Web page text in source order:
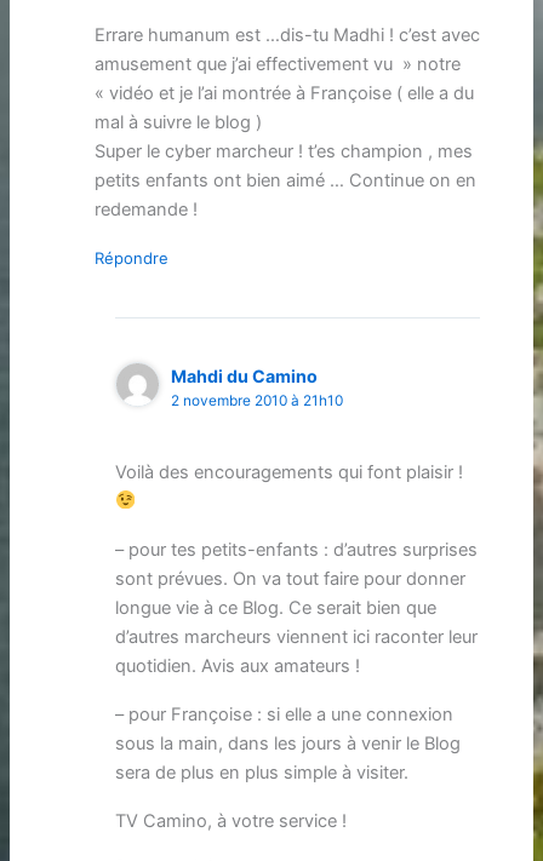
Errare humanum est …dis-tu Madhi ! c’est avec
amusement que j’ai effectivement vu » notre
« vidéo et je l’ai montrée à Françoise ( elle a du
mal à suivre le blog )
Super le cyber marcheur ! t’es champion , mes
petits enfants ont bien aimé … Continue on en
redemande !
Répondre
Mahdi du Camino
2 novembre 2010 à 21h10
Voilà des encouragements qui font plaisir !
– pour tes petits-enfants : d’autres surprises
sont prévues. On va tout faire pour donner
longue vie à ce Blog. Ce serait bien que
d’autres marcheurs viennent ici raconter leur
quotidien. Avis aux amateurs !
– pour Françoise : si elle a une connexion
sous la main, dans les jours à venir le Blog
sera de plus en plus simple à visiter.
TV Camino, à votre service !